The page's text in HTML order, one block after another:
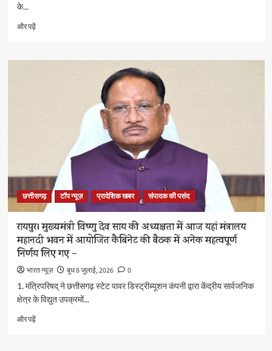
के...
और पढ़ेंमुख्यमंत्री
साय
ऋण
शुरू
में
और
पढ़ें
छत्तीसगढ़ टॉप न्यूज़ प्रादेशिक खबर संपादक की पसंद
रायपुर। मुख्यमंत्री विष्णु देव साय की अध्यक्षता में आज यहां मंत्रालय
महानदी भवन में आयोजित कैबिनेट की बैठक में अनेक महत्वपूर्ण
निर्णय लिए गए –
भारत न्यूज़ बुध 8 जुलाई, 2026
0
1. मंत्रिपरिषद् ने छत्तीसगढ़ स्टेट पावर डिस्ट्रीब्यूशन कंपनी द्वारा केंद्रीय सार्वजनिक
क्षेत्र के विद्युत उपक्रमों...
और पढ़ेंरायपुर।